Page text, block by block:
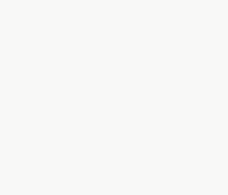
Слава богу
куртці всеодно
краще. ps.